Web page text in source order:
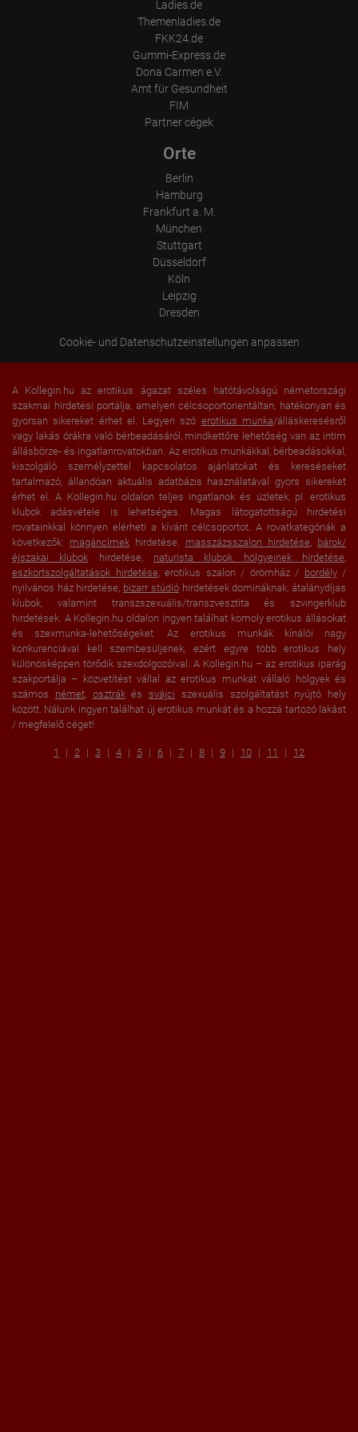
Ladies.de
Themenladies.de
FKK24.de
Gummi-Express.de
Dona Carmen e.V.
Amt für Gesundheit
FIM
Partner cégek
Orte
Berlin
Hamburg
Frankfurt a. M.
München
Stuttgart
Düsseldorf
Köln
Leipzig
Dresden
Cookie- und Datenschutzeinstellungen anpassen
A Kollegin.hu az erotikus ágazat széles hatótávolságú németországi
szakmai hirdetési portálja, amelyen célcsoportorientáltan, hatékonyan és
gyorsan sikereket érhet el. Legyen szó erotikus munka/álláskeresésről
vagy lakás órákra való bérbeadásáról, mindkettőre lehetőség van az intim
állásbörze- és ingatlanrovatokban. Az erotikus munkákkal, bérbeadásokkal,
kiszolgáló személyzettel kapcsolatos ajánlatokat és kereséseket
tartalmazó, állandóan aktuális adatbázis használatával gyors sikereket
érhet el. A Kollegin.hu oldalon teljes ingatlanok és üzletek, pl. erotikus
klubok adásvétele is lehetséges. Magas látogatottságú hirdetési
rovatainkkal könnyen elérheti a kívánt célcsoportot. A rovatkategóriák a
következők: magáncímek hirdetése, masszázsszalon hirdetése, bárok/
éjszakai klubok hirdetése, naturista klubok hölgyeinek hirdetése
eszkortszolgáltatások hirdetése, erotikus szalon / örömház / bordély/
nyilvános ház hirdetése, bizarr stúdióhirdetések domináknak, átalánydíjas
klubok, valamint transzszexuális/transzvesztita és szvingerklub
hirdetések. A Kollegin.hu oldalon ingyen találhat komoly erotikus állásokat
és szexmunka-lehetőségeket. Az erotikus munkák kínálói nagy
konkurenciával kell szembesüljenek, ezért egyre több erotikus hely
különösképpen törődik szexdolgozóival. A Kollegin.hu – az erotikus iparág
szakportálja – közvetítést vállal az erotikus munkát vállaló hölgyek és
számos német, osztrákés svájci szexuális szolgáltatást nyújtó hely
között. Nálunk ingyen találhat új erotikus munkát és a hozzá tartozó lakást
/ megfelelő céget!
1 2 3 4 5 6 7 8 9 10 11 12